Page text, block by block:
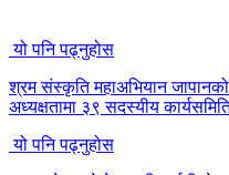
यो पनि पढ्नुहोस
श्रम संस्कृति महाअभियान
अध्यक्षतामा ३९ सदस्यीय
यो पनि पढ्नुहोस